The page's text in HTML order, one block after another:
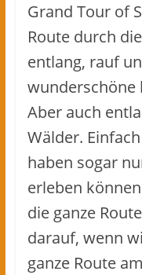
Grand Tour of
Route durch
entlang, rauf
wunderschöne
Aber auch
Wälder.
haben sogar
erleben
die ganze
darauf, wenn
ganze Route